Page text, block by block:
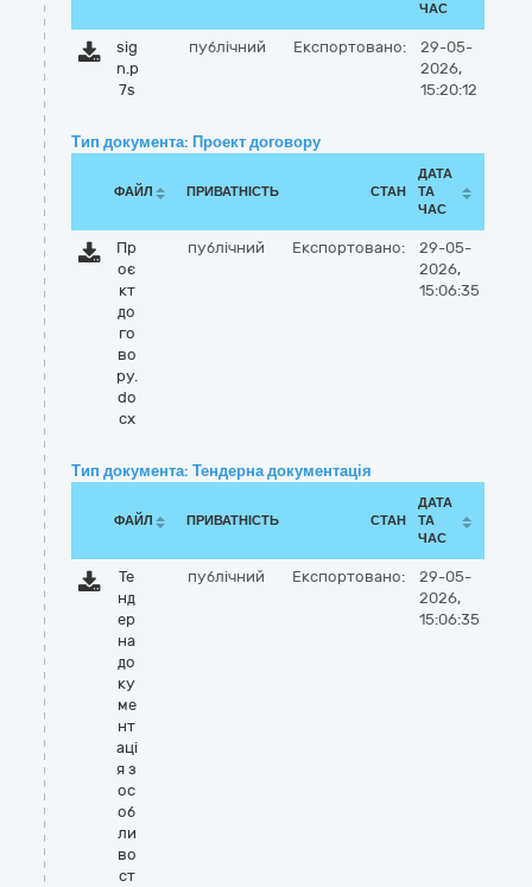
ЧАС
sig
n.p
7s
публічний Експортовано:
29-05-
2026,
15:20:12
Тип документа: Проект договору
ФАЙЛ ПРИВАТНІСТЬ СТАН
ДАТА
ТА
ЧАС
Пр
оє
кт
до
го
во
ру.
do
cx
публічний Експортовано:
29-05-
2026,
15:06:35
Тип документа: Тендерна документація
ФАЙЛ ПРИВАТНІСТЬ СТАН
ДАТА
ТА
ЧАС
Те
нд
ер
на
до
ку
ме
нт
аці
я з
ос
об
ли
во
ст
публічний Експортовано:
29-05-
2026,
15:06:35